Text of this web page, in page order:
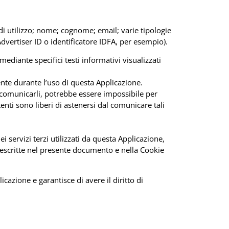
utilizzo; nome; cognome; email; varie tipologie
ID o identificatore IDFA, per esempio).
specifici testi informativi visualizzati
durante l’uso di questa Applicazione.
potrebbe essere impossibile per
sono liberi di astenersi dal comunicare tali
servizi terzi utilizzati da questa Applicazione,
nel presente documento e nella Cookie
e garantisce di avere il diritto di